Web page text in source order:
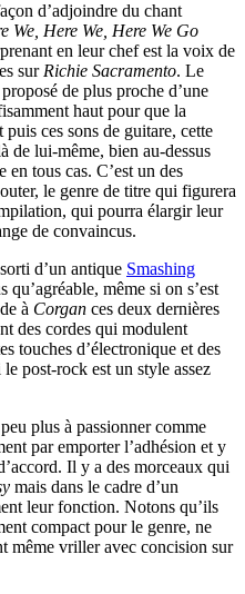
d’adjoindre du chant
We, Here We, Here We Go
en leur chef est la voix de
sur Richie Sacramento. Le
de plus proche d’une
haut pour que la
ces sons de guitare, cette
de lui-même, bien au-dessus
en tous cas. C’est un des
le genre de titre qui figurera
qui pourra élargir leur
de convaincus.
d’un antique Smashing
qu’agréable, même si on s’est
à Corgan ces deux dernières
des cordes qui modulent
touches d’électronique et des
le post-rock est un style assez
plus à passionner comme
par emporter l’adhésion et y
Il y a des morceaux qui
mais dans le cadre d’un
leur fonction. Notons qu’ils
compact pour le genre, ne
même vriller avec concision sur